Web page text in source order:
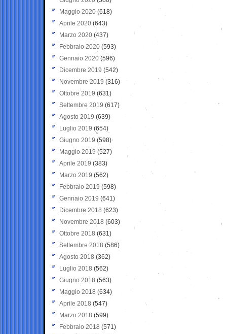
Maggio 2020 (618)
Aprile 2020 (643)
Marzo 2020 (437)
Febbraio 2020 (593)
Gennaio 2020 (596)
Dicembre 2019 (542)
Novembre 2019 (316)
Ottobre 2019 (631)
Settembre 2019 (617)
Agosto 2019 (639)
Luglio 2019 (654)
Giugno 2019 (598)
Maggio 2019 (527)
Aprile 2019 (383)
Marzo 2019 (562)
Febbraio 2019 (598)
Gennaio 2019 (641)
Dicembre 2018 (623)
Novembre 2018 (603)
Ottobre 2018 (631)
Settembre 2018 (586)
Agosto 2018 (362)
Luglio 2018 (562)
Giugno 2018 (563)
Maggio 2018 (634)
Aprile 2018 (547)
Marzo 2018 (599)
Febbraio 2018 (571)